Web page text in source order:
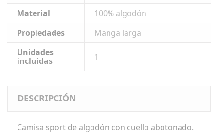
Material
100% algodón
Propiedades
Manga larga
Unidades
incluidas
1
DESCRIPCIÓN
Camisa sport de algodón con cuello abotonado.